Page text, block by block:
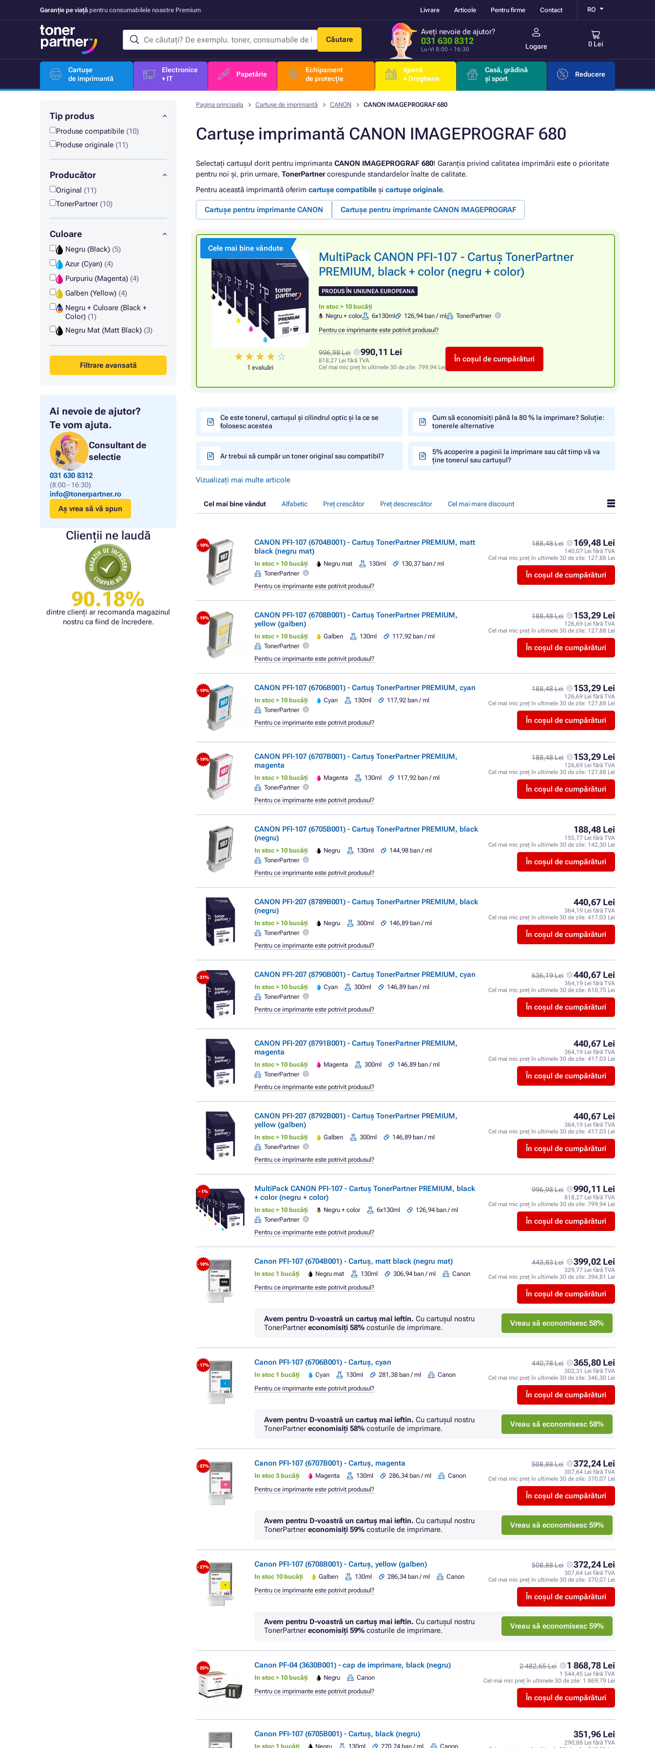
Garanție pe viață pentru consumabilele noastre Premium Livrare Articole Pentru firme Contact RO
Căutare
Aveți nevoie de ajutor?
031 630 8312
Lu-Vi 8:00 – 16:30 Logare 0 Lei
Cartușe
de imprimantă
Electronice
+ IT
Papetărie
Echipament
de protecție
Igienă
+ Drogherie
Casă, grădină
și sport
Reducere
Tip produs
Produse compatibile (10)
Produse originale (11)
Producător
Original (11)
TonerPartner (10)
Culoare
Negru (Black) (5)
Azur (Cyan) (4)
Purpuriu (Magenta) (4)
Galben (Yellow) (4)
Negru + Culoare (Black +
Color) (1)
Negru Mat (Matt Black) (3)
Filtrare avansată
Ai nevoie de ajutor?
Te vom ajuta.
Consultant de
selectie
031 630 8312
(8:00 - 16:30)
info@tonerpartner.ro
Aș vrea să vă spun
Clienții ne laudă
90.18%
dintre clienți ar recomanda magazinul
nostru ca fiind de încredere.
Pagina principala Cartușe de imprimantă CANON CANON IMAGEPROGRAF 680
Cartușe imprimantă CANON IMAGEPROGRAF 680
Selectați cartușul dorit pentru imprimanta CANON IMAGEPROGRAF 680! Garanția privind calitatea imprimării este o prioritate
pentru noi și, prin urmare, TonerPartnercorespunde standardelor înalte de calitate.
Pentru această imprimantă oferim cartușe compatibile și cartușe originale.
Cartușe pentru imprimante CANON Cartușe pentru imprimante CANON IMAGEPROGRAF
Cele mai bine vândute
1 evaluări
MultiPack CANON PFI-107 - Cartuș TonerPartner
PREMIUM, black + color (negru + color)
PRODUS ÎN UNIUNEA EUROPEANA
In stoc > 10 bucăți
Negru + color
6x130ml 126,94 ban / ml
TonerPartner
Pentru ce imprimante este potrivit produsul?
996,98 Lei 990,11 Lei
818,27 Lei fără TVA
Cel mai mic preț în ultimele 30 de zile: 799,94 Lei
În coșul de cumpărături
Ce este tonerul, cartușul și cilindrul optic și la ce se
folosesc acestea
Cum să economisiți până la 80 % la imprimare? Soluție:
tonerele alternative
Ar trebui să cumpăr un toner original sau compatibil?
5% acoperire a paginii la imprimare sau cât timp vă va
ține tonerul sau cartușul?
Vizualizați mai multe articole
Cel mai bine vândut Alfabetic Preț crescător Preț descrescător Cel mai mare discount
- 10%
CANON PFI-107 (6704B001) - Cartuș TonerPartner PREMIUM, matt
black (negru mat)
In stoc > 10 bucăți Negru mat 130ml
130,37 ban / ml
TonerPartner
188,48 Lei 169,48 Lei
140,07 Lei fără TVA
Cel mai mic preț în ultimele 30 de zile: 127,88 Lei
În coșul de cumpărături
Pentru ce imprimante este potrivit produsul?
- 19%
CANON PFI-107 (6708B001) - Cartuș TonerPartner PREMIUM,
yellow (galben)
In stoc > 10 bucăți Galben 130ml
117,92 ban / ml
TonerPartner
188,48 Lei 153,29 Lei
126,69 Lei fără TVA
Cel mai mic preț în ultimele 30 de zile: 127,88 Lei
În coșul de cumpărături
Pentru ce imprimante este potrivit produsul?
- 19% CANON PFI-107 (6706B001) - Cartuș TonerPartner PREMIUM, cyan
In stoc > 10 bucăți Cyan 130ml
117,92 ban / ml
TonerPartner
188,48 Lei 153,29 Lei
126,69 Lei fără TVA
Cel mai mic preț în ultimele 30 de zile: 127,88 Lei
În coșul de cumpărături
Pentru ce imprimante este potrivit produsul?
- 19%
CANON PFI-107 (6707B001) - Cartuș TonerPartner PREMIUM,
magenta
In stoc > 10 bucăți Magenta 130ml
117,92 ban / ml
TonerPartner
188,48 Lei 153,29 Lei
126,69 Lei fără TVA
Cel mai mic preț în ultimele 30 de zile: 127,88 Lei
În coșul de cumpărături
Pentru ce imprimante este potrivit produsul?
CANON PFI-107 (6705B001) - Cartuș TonerPartner PREMIUM, black
(negru)
In stoc > 10 bucăți Negru 130ml
144,98 ban / ml
TonerPartner
188,48 Lei
155,77 Lei fără TVA
Cel mai mic preț în ultimele 30 de zile: 142,30 Lei
În coșul de cumpărături
Pentru ce imprimante este potrivit produsul?
CANON PFI-207 (8789B001) - Cartuș TonerPartner PREMIUM, black
(negru)
In stoc > 10 bucăți Negru 300ml
146,89 ban / ml
TonerPartner
440,67 Lei
364,19 Lei fără TVA
Cel mai mic preț în ultimele 30 de zile: 417,03 Lei
În coșul de cumpărături
Pentru ce imprimante este potrivit produsul?
- 31% CANON PFI-207 (8790B001) - Cartuș TonerPartner PREMIUM, cyan
In stoc > 10 bucăți Cyan 300ml
146,89 ban / ml
TonerPartner
636,19 Lei 440,67 Lei
364,19 Lei fără TVA
Cel mai mic preț în ultimele 30 de zile: 610,75 Lei
În coșul de cumpărături
Pentru ce imprimante este potrivit produsul?
CANON PFI-207 (8791B001) - Cartuș TonerPartner PREMIUM,
magenta
In stoc > 10 bucăți Magenta 300ml
146,89 ban / ml
TonerPartner
440,67 Lei
364,19 Lei fără TVA
Cel mai mic preț în ultimele 30 de zile: 417,03 Lei
În coșul de cumpărături
Pentru ce imprimante este potrivit produsul?
CANON PFI-207 (8792B001) - Cartuș TonerPartner PREMIUM,
yellow (galben)
In stoc > 10 bucăți Galben 300ml
146,89 ban / ml
TonerPartner
440,67 Lei
364,19 Lei fără TVA
Cel mai mic preț în ultimele 30 de zile: 417,03 Lei
În coșul de cumpărături
Pentru ce imprimante este potrivit produsul?
- 1%
MultiPack CANON PFI-107 - Cartuș TonerPartner PREMIUM, black
+ color (negru + color)
In stoc > 10 bucăți Negru + color 6x130ml
126,94 ban / ml
TonerPartner
996,98 Lei 990,11 Lei
818,27 Lei fără TVA
Cel mai mic preț în ultimele 30 de zile: 799,94 Lei
În coșul de cumpărături
Pentru ce imprimante este potrivit produsul?
- 10% Canon PFI-107 (6704B001) - Cartuș, matt black (negru mat)
In stoc 1 bucăți Negru mat 130ml 306,94 ban / ml Canon
443,83 Lei 399,02 Lei
329,77 Lei fără TVA
Cel mai mic preț în ultimele 30 de zile: 394,81 Lei
În coșul de cumpărături
Pentru ce imprimante este potrivit produsul?
Avem pentru D-voastră un cartuș mai ieftin. Cu cartuşul nostru
TonerPartner economisiţi 58% costurile de imprimare. Vreau să economisesc 58%
- 17% Canon PFI-107 (6706B001) - Cartuș, cyan
In stoc 1 bucăți Cyan 130ml 281,38 ban / ml Canon
440,78 Lei 365,80 Lei
302,31 Lei fără TVA
Cel mai mic preț în ultimele 30 de zile: 346,30 Lei
În coșul de cumpărături
Pentru ce imprimante este potrivit produsul?
Avem pentru D-voastră un cartuș mai ieftin. Cu cartuşul nostru
TonerPartner economisiţi 58% costurile de imprimare. Vreau să economisesc 58%
- 27% Canon PFI-107 (6707B001) - Cartuș, magenta
In stoc 3 bucăți Magenta 130ml 286,34 ban / ml Canon
508,88 Lei 372,24 Lei
307,64 Lei fără TVA
Cel mai mic preț în ultimele 30 de zile: 370,07 Lei
În coșul de cumpărături
Pentru ce imprimante este potrivit produsul?
Avem pentru D-voastră un cartuș mai ieftin. Cu cartuşul nostru
TonerPartner economisiţi 59% costurile de imprimare. Vreau să economisesc 59%
- 27% Canon PFI-107 (6708B001) - Cartuș, yellow (galben)
In stoc 10 bucăți Galben 130ml 286,34 ban / ml Canon
508,88 Lei 372,24 Lei
307,64 Lei fără TVA
Cel mai mic preț în ultimele 30 de zile: 370,07 Lei
În coșul de cumpărături
Pentru ce imprimante este potrivit produsul?
Avem pentru D-voastră un cartuș mai ieftin. Cu cartuşul nostru
TonerPartner economisiţi 59% costurile de imprimare. Vreau să economisesc 59%
- 25% Canon PF-04 (3630B001) - cap de imprimare, black (negru)
In stoc > 10 bucăți Negru Canon
2 482,65 Lei 1 868,78 Lei
1 544,45 Lei fără TVA
Cel mai mic preț în ultimele 30 de zile: 1 869,79 Lei
În coșul de cumpărături
Pentru ce imprimante este potrivit produsul?
Canon PFI-107 (6705B001) - Cartuș, black (negru)
In stoc 1 bucăți Negru 130ml 270,74 ban / ml Canon
351,96 Lei
290,88 Lei fără TVA